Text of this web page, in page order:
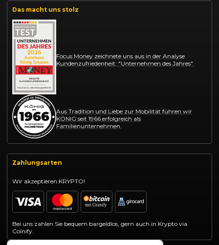
Das macht uns stolz
Focus Money zeichnete uns aus in der Analyse
Kundenzufriedenheit: "Unternehmen des Jahres".
Aus Tradition und Liebe zur Mobilität führen wir
KÖNIG seit 1966 erfolgreich als
Familienunternehmen.
Zahlungsarten
Wir akzeptieren KRYPTO!
Bei uns zahlen Sie bequem bargeldlos, gern auch in Krypto via
Coinify.